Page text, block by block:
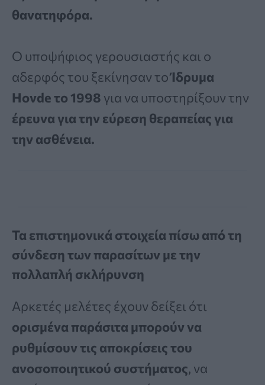
θανατηφόρα.
Ο υποψήφιος γερουσιαστής και ο
αδερφός του ξεκίνησαν τοΊδρυμα
Hovde το 1998 για να υποστηρίξουν την
έρευνα για την εύρεση θεραπείας για
την ασθένεια.
Τα επιστημονικά στοιχεία πίσω από τη
σύνδεση των παρασίτων με την
πολλαπλή σκλήρυνση
Αρκετές μελέτες έχουν δείξει ότι
ορισμένα παράσιτα μπορούν να
ρυθμίσουν τις αποκρίσεις του
ανοσοποιητικού συστήματος, να